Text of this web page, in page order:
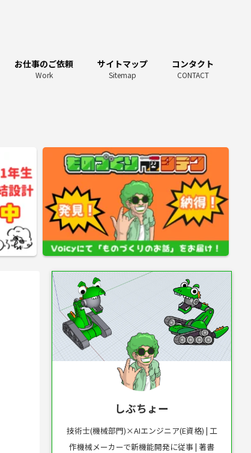
お仕事のご依頼
Work
サイトマップ
Sitemap
コンタクト
CONTACT
しぶちょー
技術士(機械部門)×AIエンジニア(E資格) | 工
作機械メーカーで新機能開発に従事 | 著書